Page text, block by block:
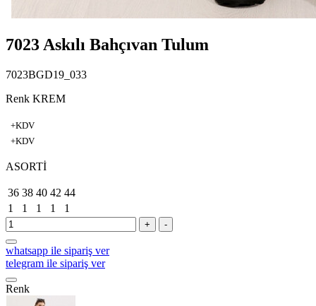
7023 Askılı Bahçıvan Tulum
7023BGD19_033
Renk KREM
+KDV
+KDV
ASORTİ
36 38 40 42 44
1
1 1 1 1
+ -
whatsapp ile sipariş ver
telegram ile sipariş ver
Renk